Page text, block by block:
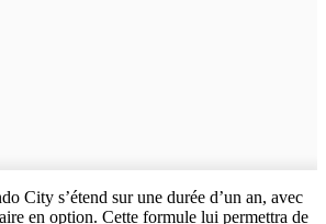
City s’étend sur une durée d’un an, avec
en option. Cette formule lui permettra de